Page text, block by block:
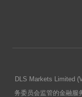
DLS Markets Limited
务委员会监管的金融服